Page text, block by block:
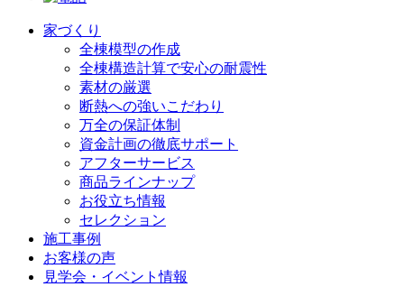
家づくり
全棟模型の作成
全棟構造計算で安心の耐震性
素材の厳選
断熱への強いこだわり
万全の保証体制
資金計画の徹底サポート
アフターサービス
商品ラインナップ
お役立ち情報
セレクション
施工事例
お客様の声
見学会・イベント情報